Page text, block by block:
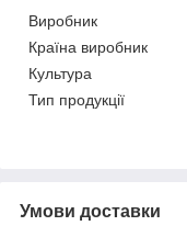
Виробник
Країна виробник
Культура
Тип продукції
Умови доставки